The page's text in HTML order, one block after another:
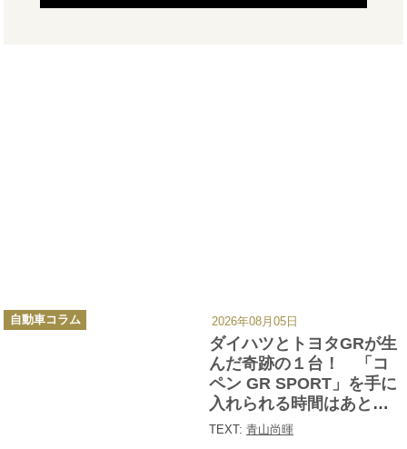
ジ解説についてもこだわりまくる性分。ま
乗るクルマ』はドッグフレンドリーカー選
び、愛犬とのドライブ旅行のバイブルとな
るムック本。著書に「ぼくたちの外車獲得
宣言」、「すごい海外旅行術」など。現
在、輸入車の純正ペットアクセサリーの企
画、開発、デザインにも携わっている。
ダイハツとトヨタGRが生
んだ奇跡の１台！ 「コ
ペン GR SPORT」を手に
入れられる時間はあとわ
ずか!!
TEXT: 青山尚暉
カ
テ
自動車コラム 2026年08月05日